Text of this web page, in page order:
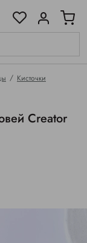
Кисточки
Creator